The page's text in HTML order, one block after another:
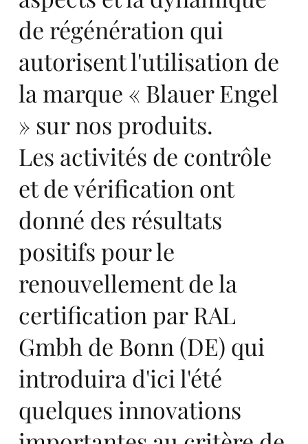
de régénération qui
autorisent l'utilisation de
la marque « Blauer Engel
» sur nos produits.
Les activités de contrôle
et de vérification ont
donné des résultats
positifs pour le
renouvellement de la
certification par RAL
Gmbh de Bonn (DE) qui
introduira d'ici l'été
quelques innovations
ro
pe,
sta
rts